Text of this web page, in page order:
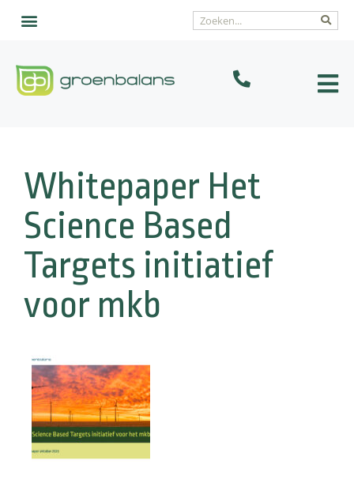
Whitepaper Het
Science Based
Targets initiatief
voor mkb